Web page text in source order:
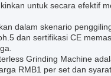
untuk secara efektif
dalam skenario
dan sertifikasi CE
Grinding Machine
RMB1 per set dan